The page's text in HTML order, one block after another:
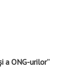
a ONG-urilor”